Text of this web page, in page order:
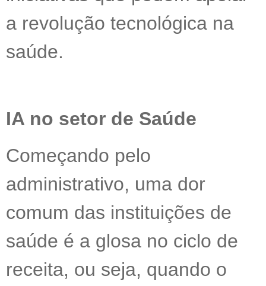
a revolução tecnológica na
saúde.
IA no setor de Saúde
Começando pelo
administrativo, uma dor
comum das instituições de
saúde é a glosa no ciclo de
receita, ou seja, quando o